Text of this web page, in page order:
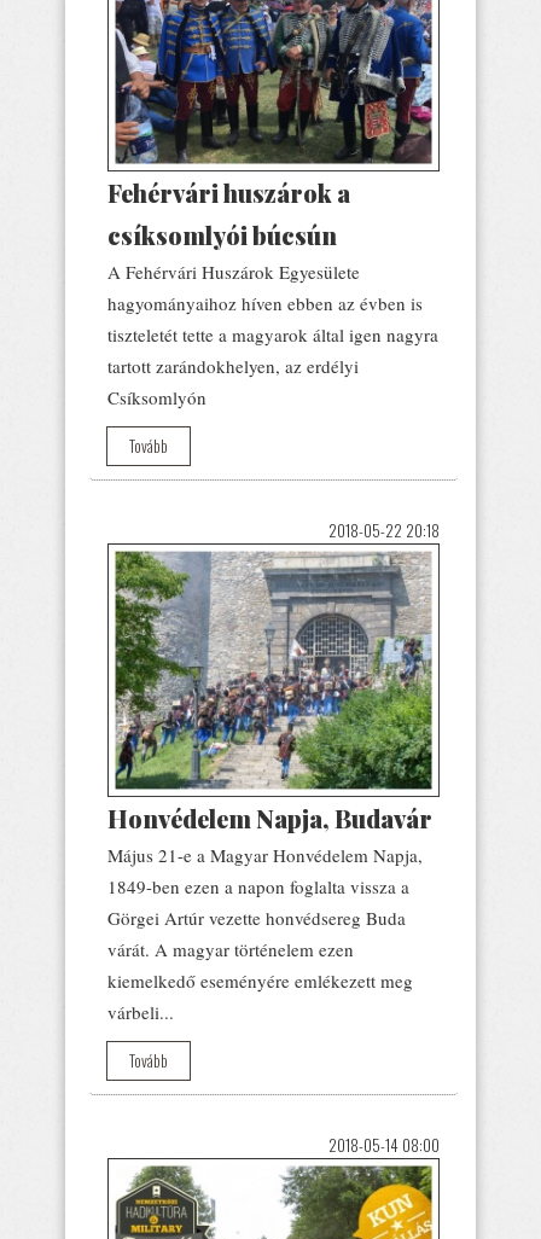
Fehérvári huszárok a
csíksomlyói búcsún
A Fehérvári Huszárok Egyesülete
hagyományaihoz híven ebben az évben is
tiszteletét tette a magyarok által igen nagyra
tartott zarándokhelyen, az erdélyi
Csíksomlyón
Tovább
2018-05-22 20:18
Honvédelem Napja, Budavár
Május 21-e a Magyar Honvédelem Napja,
1849-ben ezen a napon foglalta vissza a
Görgei Artúr vezette honvédsereg Buda
várát. A magyar történelem ezen
kiemelkedő eseményére emlékezett meg
várbeli...
Tovább
2018-05-14 08:00